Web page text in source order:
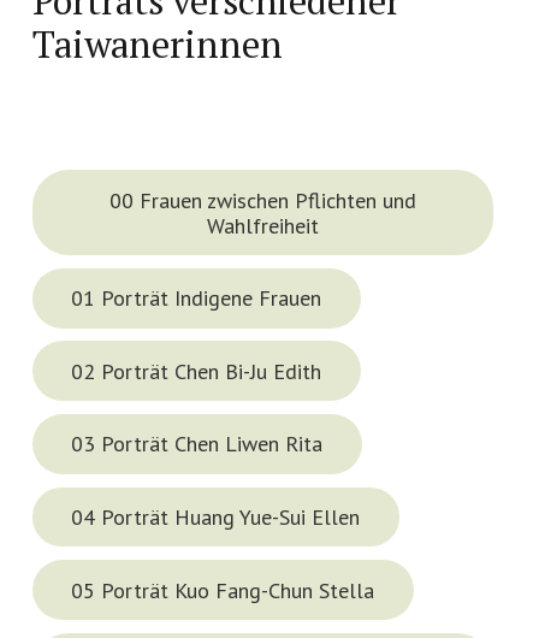
Taiwanerinnen
00 Frauen zwischen Pflichten und
Wahlfreiheit
01 Porträt Indigene Frauen
02 Porträt Chen Bi-Ju Edith
03 Porträt Chen Liwen Rita
04 Porträt Huang Yue-Sui Ellen
05 Porträt Kuo Fang-Chun Stella